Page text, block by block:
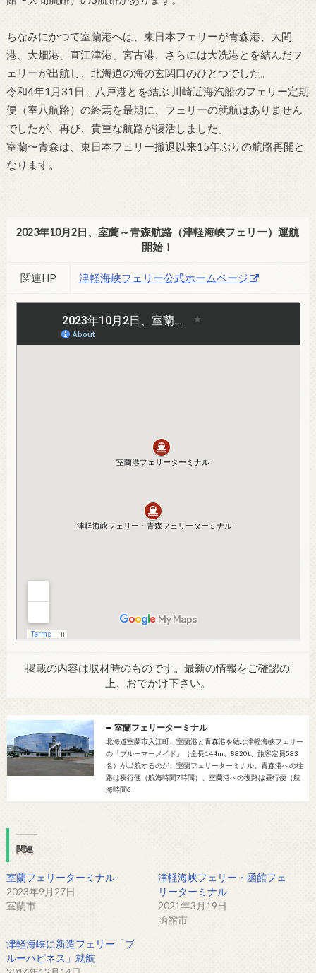
ちなみにかつて室蘭港へは、東日本フェリーが青森港、大間
港、大畑港、直江津港、宮古港、さらには大洗港とを結んだフ
ェリーが出航し、北海道の海の玄関口のひとつでした。
令和4年1月31日、八戸港とを結ぶ 川崎近海汽船のフェリー定期
便（室八航路）の終焉を最期に、フェリーの就航はありません
でしたが、再び、貴重な航路が復活しました。
室蘭〜青森は、東日本フェリー撤退以来15年ぶりの航路再開と
なります。
2023年10月2日、室蘭～青森航路（津軽海峡フェリー）運航
開始！
関連HP 津軽海峡フェリー公式ホームページ
掲載の内容は取材時のものです。最新の情報をご確認の
上、おでかけ下さい。
室蘭フェリーターミナル
北海道室蘭市入江町、室蘭港と青森港を結ぶ津軽海峡フェリー
の「ブルーマーメイド」（全長144m、8820t、旅客定員583
名）が出航するのが、室蘭フェリーターミナル。青森港への往
路は夜行便（航海時間7時間）、室蘭港への復路は昼行便（航
海時間6
関連
室蘭フェリーターミナル
2023年9月27日
室蘭市
津軽海峡フェリー・函館フェ
リーターミナル
2021年3月19日
函館市
津軽海峡に新造フェリー「ブ
ルーハピネス」就航